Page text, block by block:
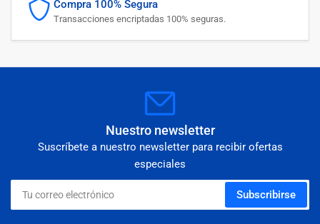
Compra 100% Segura
Transacciones encriptadas 100% seguras.
Nuestro newsletter
Suscríbete a nuestro newsletter para recibir ofertas
especiales
Tu
correo
electrónico
Subscribirse